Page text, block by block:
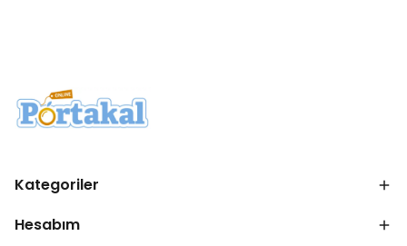
Kategoriler
Hesabım